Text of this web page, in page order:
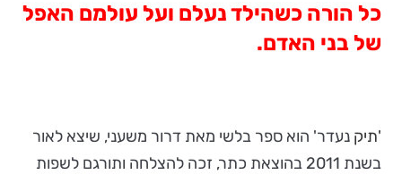
כל הורה כשהילד נעלם ועל עולמם האפל
של בני האדם.
'תיק נעדר' הוא ספר בלשי מאת דרור משעני, שיצא לאור
בשנת 2011 בהוצאת כתר, זכה להצלחה ותורגם לשפות